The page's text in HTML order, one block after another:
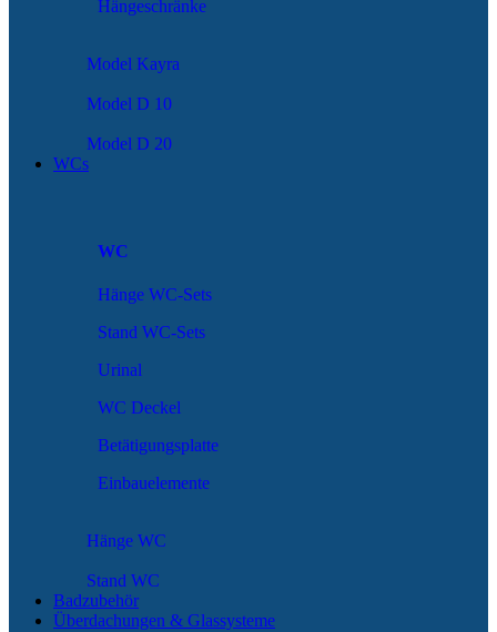
Hängeschränke
Model Kayra
Model D 10
Model D 20
WCs
WC
Hänge WC-Sets
Stand WC-Sets
Urinal
WC Deckel
Betätigungsplatte
Einbauelemente
Hänge WC
Stand WC
Badzubehör
Überdachungen & Glassysteme